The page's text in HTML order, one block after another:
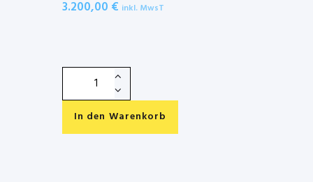
3.200,00 € inkl. MwsT
VinylIn den Warenkorb